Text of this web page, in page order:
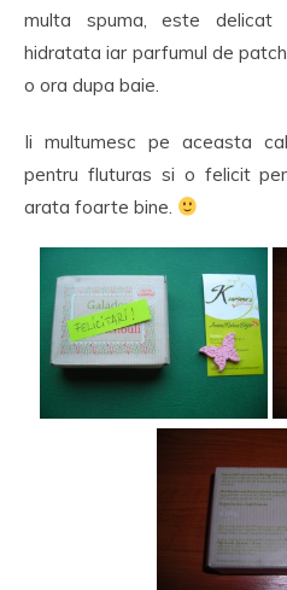
multa spuma, este delicat
hidratata iar parfumul de
o ora dupa baie.
Ii multumesc pe aceasta
pentru fluturas si o felicit
arata foarte bine.